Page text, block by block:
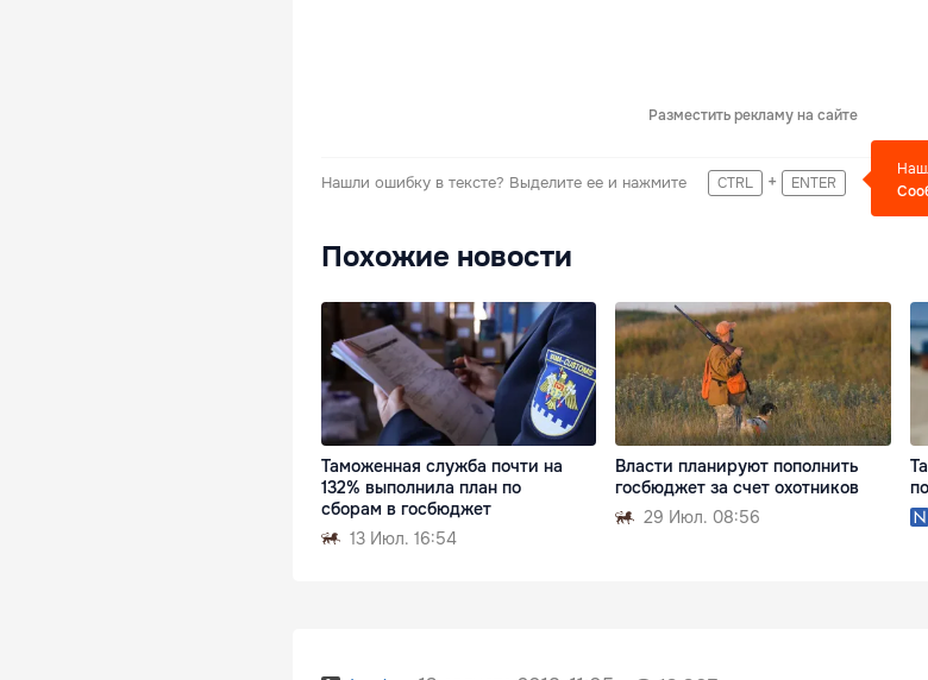
Разместить рекламу на сайте
Нашли ошибку в тексте? Выделите ее и нажмите CTRL + ENTER
Похожие новости
Таможенная служба почти на
132% выполнила план по
сборам в госбюджет
13 Июл. 16:54
Власти планируют пополнить
госбюджет за счет охотников
29 Июл. 08:56